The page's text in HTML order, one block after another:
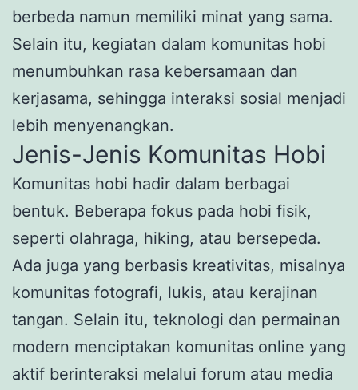
berbeda namun memiliki minat yang sama.
Selain itu, kegiatan dalam komunitas hobi
menumbuhkan rasa kebersamaan dan
kerjasama, sehingga interaksi sosial menjadi
lebih menyenangkan.
Jenis-Jenis Komunitas Hobi
Komunitas hobi hadir dalam berbagai
bentuk. Beberapa fokus pada hobi fisik,
seperti olahraga, hiking, atau bersepeda.
Ada juga yang berbasis kreativitas, misalnya
komunitas fotografi, lukis, atau kerajinan
tangan. Selain itu, teknologi dan permainan
modern menciptakan komunitas online yang
aktif berinteraksi melalui forum atau media